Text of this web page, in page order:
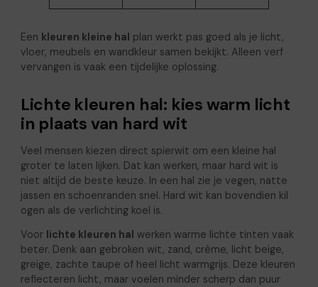
Een kleuren kleine hal plan werkt pas goed als je licht,
vloer, meubels en wandkleur samen bekijkt. Alleen verf
vervangen is vaak een tijdelijke oplossing.
Lichte kleuren hal: kies warm licht
in plaats van hard wit
Veel mensen kiezen direct spierwit om een kleine hal
groter te laten lijken. Dat kan werken, maar hard wit is
niet altijd de beste keuze. In een hal zie je vegen, natte
jassen en schoenranden snel. Hard wit kan bovendien kil
ogen als de verlichting koel is.
Voor lichte kleuren hal werken warme lichte tinten vaak
beter. Denk aan gebroken wit, zand, crème, licht beige,
greige, zachte taupe of heel licht warmgrijs. Deze kleuren
reflecteren licht, maar voelen minder scherp dan puur